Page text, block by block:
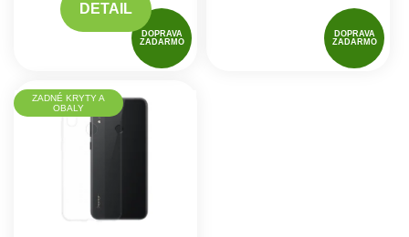
DOPRAVA
ZADARMO
DETAIL
DOPRAVA
ZADARMO
ZADNÉ KRYTY A
OBALY